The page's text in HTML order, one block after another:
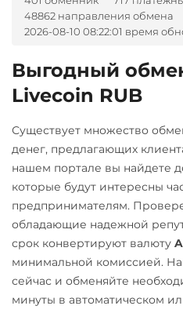
48862 направления обмена
2026-08-10 08:22:01 время
Выгодный
Livecoin RUB
Существует множество
денег, предлагающих
нашем портале вы найдете
которые будут интересны
предпринимателям.
обладающие надежной
срок конвертируют валюту
минимальной комиссией.
сейчас и обменяйте
минуты в автоматическом